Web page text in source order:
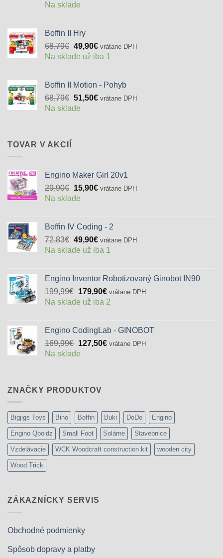
Na sklade
Boffin II Hry
68,79€ Pôvodná
cena
49,90€Aktuálna
cena
vrátane DPH
Na sklade už iba 1
Boffin II Motion - Pohyb
68,79€ Pôvodná
cena
51,50€Aktuálna
vrátane DPH
Na sklade
TOVAR V AKCIÍ
Engino Maker Girl 20v1
29,90€ Pôvodná
cena
15,90€Aktuálna
vrátane DPH
Na sklade
Boffin IV Coding - 2
72,83€ Pôvodná
cena
49,90€Aktuálna
cena
vrátane DPH
Na sklade už iba 1
Engino Inventor Robotizovaný Ginobot IN90
199,99€ Pôvodná
cena
179,90€Aktuálna
cena
vrátane DPH
Na sklade už iba 2
Engino CodingLab - GINOBOT
169,99€ Pôvodná
cena
127,50€Aktuálna
vrátane DPH
Na sklade
ZNAČKY PRODUKTOV
Bigjigs Toys Bino Boffin Buki DoDo Engino
Engino Qboidz Small Foot Solárne Stavebnice
Vzdelávacie WCK Woodcraft construction kit wooden city
Wood Trick
ZÁKAZNÍCKY SERVIS
Obchodné podmienky
Spôsob dopravy a platby